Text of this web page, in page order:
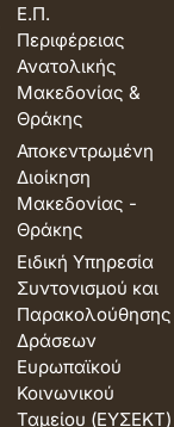
Ε.Π.
Περιφέρειας
Ανατολικής
Μακεδονίας &
Θράκης
Αποκεντρωμένη
Διοίκηση
Μακεδονίας -
Θράκης
Ειδική Υπηρεσία
Συντονισμού και
Παρακολούθησης
Δράσεων
Ευρωπαϊκού
Κοινωνικού
Ταμείου (ΕΥΣΕΚΤ)